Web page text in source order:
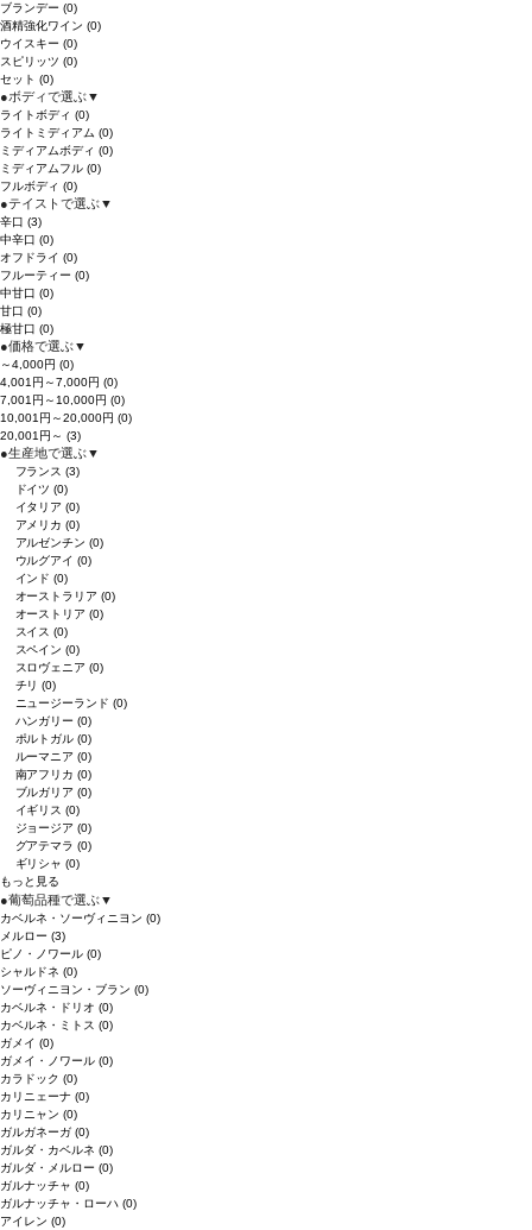
ブランデー (0)
酒精強化ワイン (0)
ウイスキー (0)
スピリッツ (0)
セット (0)
●ボディで選ぶ▼
ライトボディ (0)
ライトミディアム (0)
ミディアムボディ (0)
ミディアムフル (0)
フルボディ (0)
●テイストで選ぶ▼
辛口 (3)
中辛口 (0)
オフドライ (0)
フルーティー (0)
中甘口 (0)
甘口 (0)
極甘口 (0)
●価格で選ぶ▼
～4,000円 (0)
4,001円～7,000円 (0)
7,001円～10,000円 (0)
10,001円～20,000円 (0)
20,001円～ (3)
●生産地で選ぶ▼
フランス(3)
ドイツ(0)
イタリア(0)
アメリカ(0)
アルゼンチン(0)
ウルグアイ(0)
インド(0)
オーストラリア(0)
オーストリア(0)
スイス(0)
スペイン(0)
スロヴェニア(0)
チリ(0)
ニュージーランド(0)
ハンガリー(0)
ポルトガル(0)
ルーマニア(0)
南アフリカ(0)
ブルガリア(0)
イギリス(0)
ジョージア(0)
グアテマラ(0)
ギリシャ(0)
もっと見る
●葡萄品種で選ぶ▼
カベルネ・ソーヴィニヨン (0)
メルロー (3)
ピノ・ノワール (0)
シャルドネ (0)
ソーヴィニヨン・ブラン (0)
カベルネ・ドリオ (0)
カベルネ・ミトス (0)
ガメイ (0)
ガメイ・ノワール (0)
カラドック (0)
カリニェーナ (0)
カリニャン (0)
ガルガネーガ (0)
ガルダ・カベルネ (0)
ガルダ・メルロー (0)
ガルナッチャ (0)
ガルナッチャ・ローハ (0)
アイレン (0)